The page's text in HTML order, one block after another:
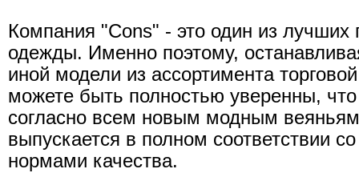
Компания "Cons" - это один из лучших
одежды. Именно поэтому,
иной модели из ассортимента
можете быть полностью уверенны, что
согласно всем новым модным
выпускается в полном соответствии
нормами качества.